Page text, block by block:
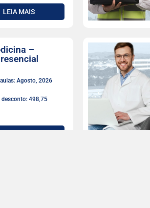
LEIA MAIS
–
Agosto, 2026
desconto: 498,75